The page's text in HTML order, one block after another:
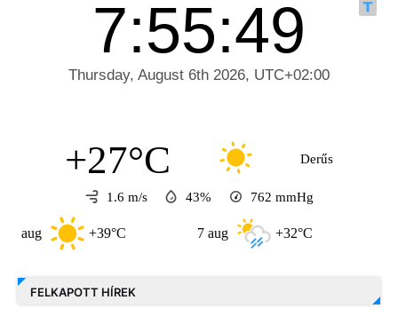
+27°C Derűs
1.6 m/s 43% 762 mmHg
+39°C +32°C
FELKAPOTT HÍREK